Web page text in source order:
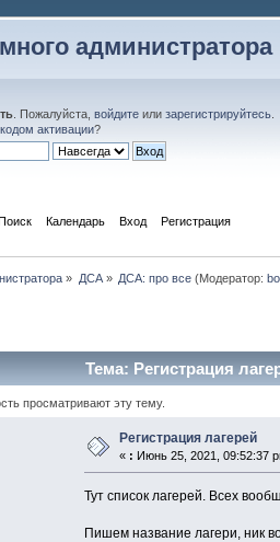
администратора
. Пожалуйста, войдите или зарегистрируйтесь
активации?
Календарь Вход Регистрация
» ДСА» ДСА: про все(Модератор:
Тема: Регистрация
просматривают эту тему.
Регистрация лагерей
« : Июнь 25, 2021, 09:52:37
Тут список лагерей. Всех
Пишем название лагери, ник